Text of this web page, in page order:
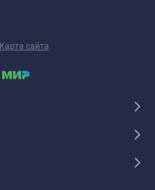
Карта сайта